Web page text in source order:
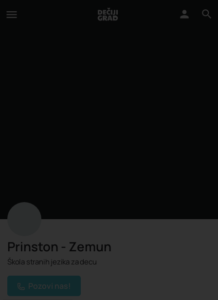
Prinston - Zemun
Škola stranih jezika za decu
Pozovi nas!